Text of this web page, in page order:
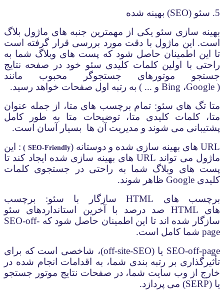
5. سئو (
SEO) بهینه شده
بهینه سازی سئو یکی از مهمترین جنبه های ماژول بلاگ
است. این ماژول با دقت مورد بررسی قرار گرفته است
تا این اطمینان حاصل شود که پست های وبلاگ شما به
راحتی با اولین کلمات کلیدی سئو خود در صفحه نتایج
جستجو موتورهای جستجوگر محبوب مانند
(
Google، Bing و ... ) به رتبه اول صفحات خواهد رسید.
متا تگ های سئو: تمام برچسب های متا، از جمله عنوان
متا، کلمات کلیدی متا، توضیحات متا به طور کامل
پشتیبانی می شوند و مدیریت آن ها بسیار آسان است.
URLهای بهینه سازی شده و دوستانه ( SEO-Friendly
) : این
ماژول می تواند URLهای بهینه سازی شده ایجاد کند تا
پست های وبلاگ شما به راحتی در جستجوی کلمات
کلیدی Google ظاهر شوند.
برچسب های HTML سازگار با سئو: برچسب
های HTML
صد درصد با آخرین استانداردهای سئو
سازگار شده اند تا این اطمینان حاصل شود که SEO-off-
page شما کامل است.
SEO-off-page یا (off-site-SEO)، شاخصی است که برای
تأثیرگذاری بر رتبه بندی شما، به اقدامات انجام شده در
خارج از وب سایت شما، در صفحات نتایج موتور جستجو
یا (SERP) می پردازد.